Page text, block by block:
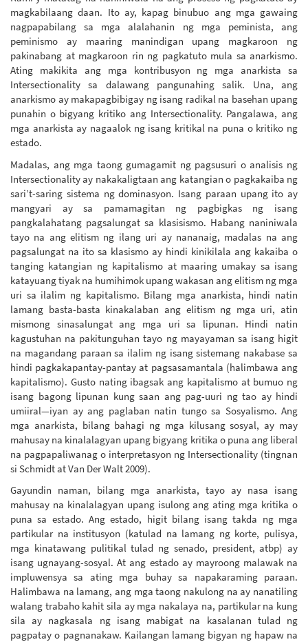
magkabilaang daan. Ito ay, kapag binubuo ang mga gawaing
nagpapabilang sa mga alalahanin ng mga peminista, ang
peminismo ay maaring manindigan upang magkaroon ng
pakinabang at magkaroon rin ng pagkatuto mula sa anarkismo.
Ating makikita ang mga kontribusyon ng mga anarkista sa
Intersectionality sa dalawang pangunahing salik. Una, ang
anarkismo ay makapagbibigay ng isang radikal na basehan upang
punahin o bigyang kritiko ang Intersectionality. Pangalawa, ang
mga anarkista ay nagaalok ng isang kritikal na puna o kritiko ng
estado.
Madalas, ang mga taong gumagamit ng pagsusuri o analisis ng
Intersectionality ay nakakaligtaan ang katangian o pagkakaiba ng
sari’t-saring sistema ng dominasyon. Isang paraan upang ito ay
mangyari ay sa pamamagitan ng pagbigkas ng isang
pangkalahatang pagsalungat sa klasisismo. Habang naniniwala
tayo na ang elitism ng ilang uri ay nananaig, madalas na ang
pagsalungat na ito sa klasismo ay hindi kinikilala ang kakaiba o
tanging katangian ng kapitalismo at maaring umakay sa isang
katayuang tiyak na humihimok upang wakasan ang elitism ng mga
uri sa ilalim ng kapitalismo. Bilang mga anarkista, hindi natin
lamang basta-basta kinakalaban ang elitism ng mga uri, atin
mismong sinasalungat ang mga uri sa lipunan. Hindi natin
kagustuhan na pakitunguhan tayo ng mayayaman sa isang higit
na magandang paraan sa ilalim ng isang sistemang nakabase sa
hindi pagkakapantay-pantay at pagsasamantala (halimbawa ang
kapitalismo). Gusto nating ibagsak ang kapitalismo at bumuo ng
isang bagong lipunan kung saan ang pag-uuri ng tao ay hindi
umiiral—iyan ay ang paglaban natin tungo sa Sosyalismo. Ang
mga anarkista, bilang bahagi ng mga kilusang sosyal, ay may
mahusay na kinalalagyan upang bigyang kritika o puna ang liberal
na pagpapaliwanag o interpretasyon ng Intersectionality (tingnan
si Schmidt at Van Der Walt 2009).
Gayundin naman, bilang mga anarkista, tayo ay nasa isang
mahusay na kinalalagyan upang isulong ang ating mga kritika o
puna sa estado. Ang estado, higit bilang isang takda ng mga
partikular na institusyon (katulad na lamang ng korte, pulisya,
mga kinatawang pulitikal tulad ng senado, president, atbp) ay
isang ugnayang-sosyal. At ang estado ay mayroong malawak na
impluwensya sa ating mga buhay sa napakaraming paraan.
Halimbawa na lamang, ang mga taong nakulong na ay nanatiling
walang trabaho kahit sila ay mga nakalaya na, partikular na kung
sila ay nagkasala ng isang mabigat na kasalanan tulad ng
pagpatay o pagnanakaw. Kailangan lamang bigyan ng hapaw na